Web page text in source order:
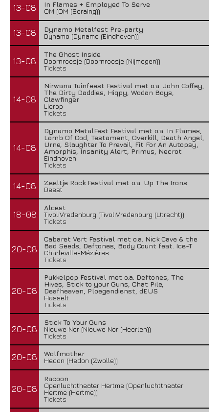
13-08
In Flames + Employed To Serve
OM (OM (Seraing))
13-08
Dynamo Metalfest Pre-party
Dynamo (Dynamo (Eindhoven))
13-08
The Ghost Inside
Doornroosje (Doornroosje (Nijmegen))
Tickets
14-08
Nirwana Tuinfeest Festival met o.a. John Coffey,
The Dirty Daddies, Hiqpy, Wodan Boys,
Clawfinger
Lierop
Tickets
14-08
Dynamo MetalFest Festival met o.a. In Flames,
Lamb Of God, Testament, Overkill, Death Angel,
Urne, Slaughter To Prevail, Fit For An Autopsy,
Amorphis, Insanity Alert, Primus, Necrot
Eindhoven
Tickets
14-08
Zeeltje Rock Festival met o.a. Up The Irons
Deest
18-08
Alcest
TivoliVredenburg (TivoliVredenburg (Utrecht))
Tickets
20-08
Cabaret Vert Festival met o.a. Nick Cave & the
Bad Seeds, Deftones, Body Count feat. Ice-T
Charleville-Mézières
Tickets
20-08
Pukkelpop Festival met o.a. Deftones, The
Hives, Stick to your Guns, Chat Pile,
Deafheaven, Ploegendienst, dEUS
Hasselt
Tickets
20-08
Stick To Your Guns
Nieuwe Nor (Nieuwe Nor (Heerlen))
Tickets
20-08
Wolfmother
Hedon (Hedon (Zwolle))
20-08
Racoon
Openluchttheater Hertme (Openluchttheater
Hertme (Hertme))
Tickets